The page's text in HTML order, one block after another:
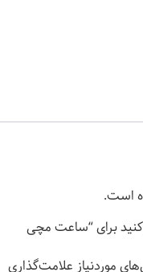
است.
کنید برای “ساعت مچی
موردنیاز علامت‌گذاری